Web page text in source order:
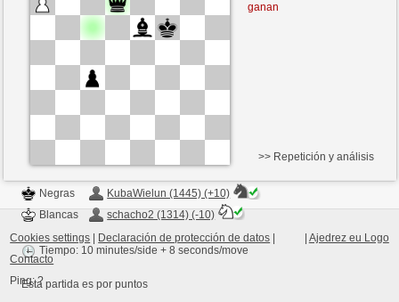
Tiempo: 10 minutes/side + 8 seconds/move
ganan
Negras
KubaWielun (1445) (+10)
Blancas
schacho2 (1314) (-10)
Tiempo: 10 minutes/side + 8 seconds/move
Esta partida es por puntos
>> Repetición y análisis
Ajedrez eu Logo
Cookies settings Declaración de protección de datos
Contacto
Ping:?